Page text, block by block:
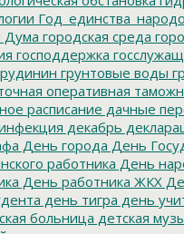
Дума городская среда
господдержка
грунтовые воды
оперативная
расписание дачные
декабрь
День города День
работника День
День работника ЖКХ
день тигра день
больница детская